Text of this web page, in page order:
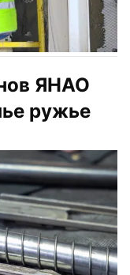
ЯНАО
ружье